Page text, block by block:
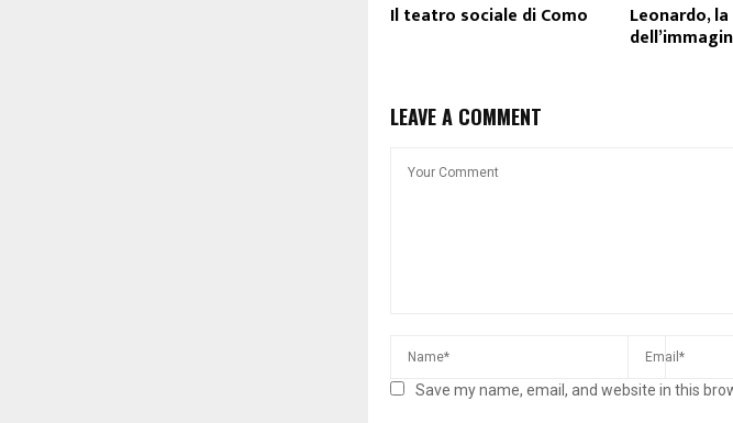
Il teatro sociale di Como Leonardo,
LEAVE A COMMENT
Save my name, email, and website in this